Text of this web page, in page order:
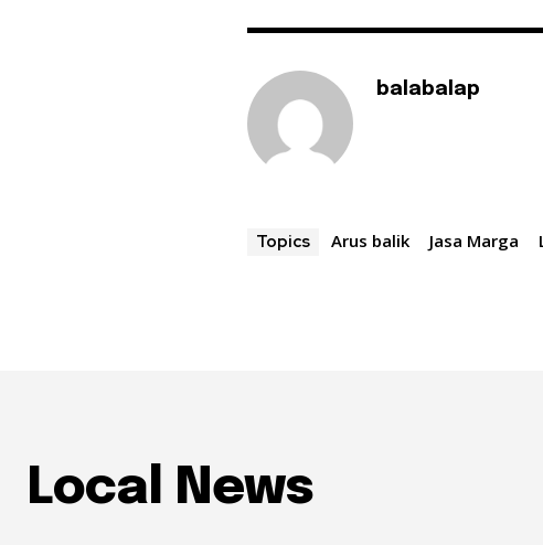
balabalap
Topics Arus balik Jasa Marga
Local News